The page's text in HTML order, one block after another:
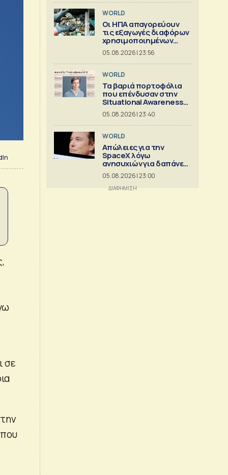
σε
WORLD
Οι ΗΠΑ απαγορεύουν
τις εξαγωγές διαφόρων
χρησιμοποιημένων
κρίσιμων ορυκτών
05.08.2026 | 23:56
WORLD
Τα βαριά πορτοφόλια
που επένδυσαν στην
Situational Awareness
πριν καταρρεύσει
05.08.2026 | 23:40
WORLD
Απώλειες για την
SpaceX λόγω
ανησυχιών για δαπάνες
ΑΙ
05.08.2026 | 23:00